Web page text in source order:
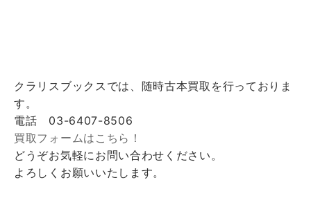
クラリスブックスでは、随時古本買取を行っておりま
す。
電話 03-6407-8506
買取フォームはこちら！
どうぞお気軽にお問い合わせください。
よろしくお願いいたします。